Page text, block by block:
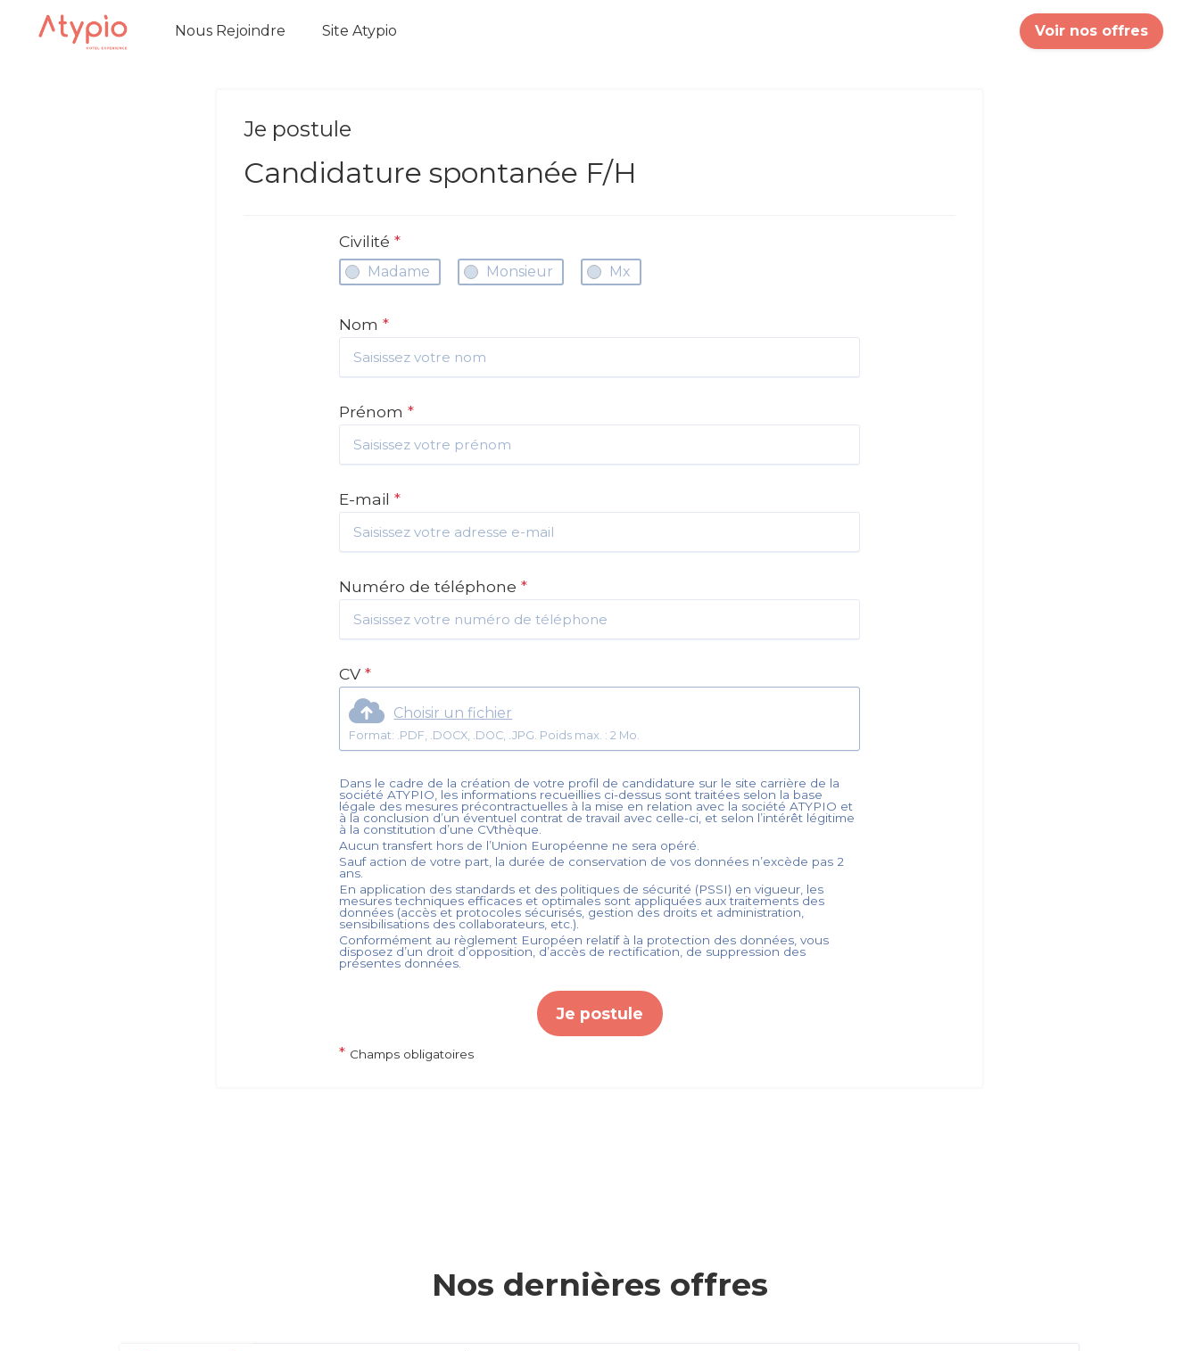
Nous Rejoindre Site Atypio Voir nos offres
Je postule
Candidature spontanée F/H
Civilité*
Madame Monsieur Mx
Nom*
Prénom*
E-mail*
Numéro de téléphone*
CV*
Choisir un fichier
Format: .PDF, .DOCX, .DOC, .JPG. Poids max. : 2 Mo.
Dans le cadre de la création de votre profil de candidature sur le site carrière de la
sociétéATYPIO , les informations recueillies ci-dessus sont traitées selon la base
légale des mesures précontractuelles à la mise en relation avec la sociétéATYPIO et
à la conclusion d’un éventuel contrat de travail avec celle-ci, et selon l’intérêt légitime
à la constitution d’une CVthèque.
Aucun transfert hors de l’Union Européenne ne sera opéré.
Sauf action de votre part, la durée de conservation de vos données n’excède pas 2
ans.
En application des standards et des politiques de sécurité (PSSI) en vigueur, les
mesures techniques efficaces et optimales sont appliquées aux traitements des
données (accès et protocoles sécurisés, gestion des droits et administration,
sensibilisations des collaborateurs, etc.).
Conformément au règlement Européen relatif à la protection des données, vous
disposez d’un droit d’opposition, d’accès de rectification, de suppression des
présentes données.
Je postule
* Champs obligatoires
Nos dernières offres